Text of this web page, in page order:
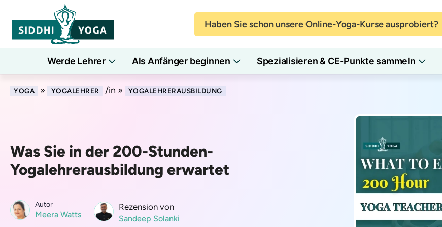
Haben Sie schon unsere Online-Yoga-Kurse ausprobiert?
Werde Lehrer Als Anfänger beginnen Spezialisieren & CE-Punkte sammeln
YOGA » YOGALEHRER /in » YOGALEHRERAUSBILDUNG
Was Sie in der 200-Stunden-
Yogalehrerausbildung erwartet
Autor
Meera Watts
Rezension von
Sandeep Solanki